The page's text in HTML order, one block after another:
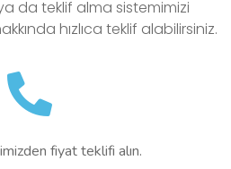
da teklif alma sistemimizi
hızlıca teklif alabilirsiniz.
fiyat teklifi alın.